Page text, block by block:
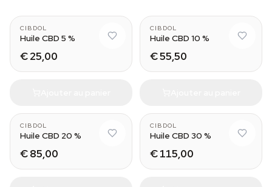
CIBDOL
Huile CBD 5 %
€ 25,00
CIBDOL
Huile CBD 10 %
€ 55,50
CIBDOL
Huile CBD 20 %
€ 85,00
CIBDOL
Huile CBD 30 %
€ 115,00